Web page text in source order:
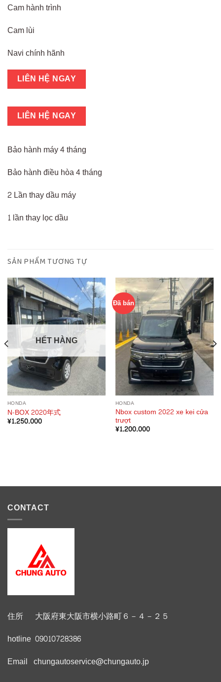
Cam hành trình
Cam lùi
Navi chính hãnh
LIÊN HỆ NGAY
LIÊN HỆ NGAY
Bảo hành máy 4 tháng
Bảo hành điều hòa 4 tháng
2 Lần thay dầu máy
1 lần thay lọc dầu
SẢN PHẨM TƯƠNG TỰ
HẾT HÀNG
HONDA
N-BOX 2020年式
¥1.250.000
Đã bán
HONDA
Nbox custom 2022 xe kei cửa
trượt
¥1.200.000
CONTACT
住所 大阪府東大阪市横小路町６－４－２５
hotline 09010728386
Email chungautoservice@chungauto.jp